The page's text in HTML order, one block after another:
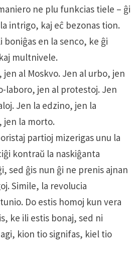
ne plu funkcias tiele – ĝi
intrigo, kaj eĉ bezonas tion.
boniĝas en la senco, ke ĝi
multnivele.
jen al Moskvo. Jen al urbo, jen
laboro, jen al protestoj. Jen
Jen la edzino, jen la
jen la morto.
partioj mizerigas unu la
kontraŭ la naskiĝanta
sed ĝis nun ĝi ne prenis ajnan
Simile, la revolucia
Do estis homoj kun vera
ke ili estis bonaj, sed ni
kion tio signifas, kiel tio